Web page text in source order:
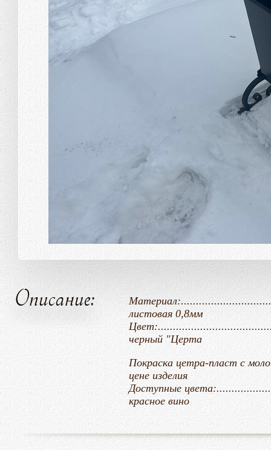
Описание:
листовая 0,8мм
черный "Церта
Покраска цетра-пласт с
ценеизделия
Доступные
красное вино